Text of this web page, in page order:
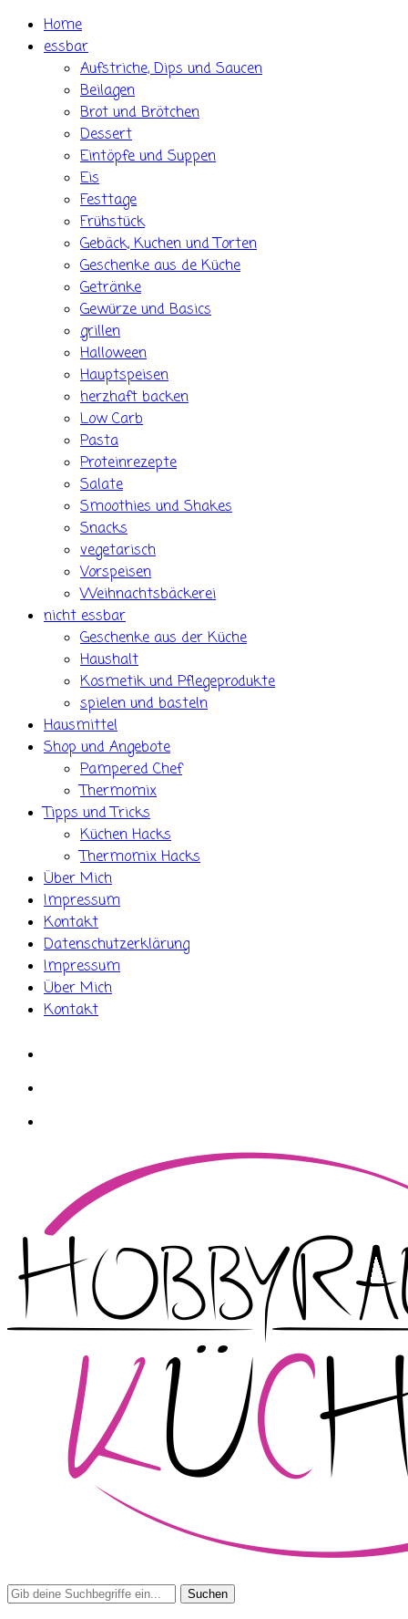
Skip Home
essbar
Aufstriche, Dips und Saucen
Beilagen
Brot und Brötchen
Dessert
Eintöpfe und Suppen
Eis
Festtage
Frühstück
Gebäck, Kuchen und Torten
Geschenke aus de Küche
Getränke
Gewürze und Basics
grillen
Halloween
Hauptspeisen
herzhaft backen
Low Carb
Pasta
Proteinrezepte
Salate
Smoothies und Shakes
Snacks
vegetarisch
Vorspeisen
Weihnachtsbäckerei
nicht essbar
Geschenke aus der Küche
Haushalt
Kosmetik und Pflegeprodukte
spielen und basteln
Hausmittel
Shop und Angebote
Pampered Chef
Thermomix
Tipps und Tricks
Küchen Hacks
Thermomix Hacks
Über Mich
Impressum
Kontakt
Datenschutzerklärung
Impressum
Über Mich
Kontakt
Search